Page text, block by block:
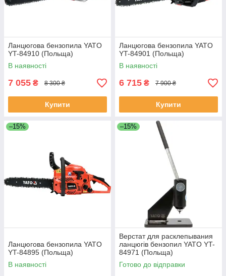
Ланцюгова бензопила YATO
YT-84910 (Польща)
В наявності
7 055 ₴ 8 300 ₴
Купити
Ланцюгова бензопила YATO
YT-84901 (Польща)
В наявності
6 715 ₴ 7 900 ₴
Купити
–15%
Ланцюгова бензопила YATO
YT-84895 (Польща)
В наявності
–15%
Верстат для расклепывания
ланцюгів бензопил YATO YT-
84971 (Польща)
Готово до відправки